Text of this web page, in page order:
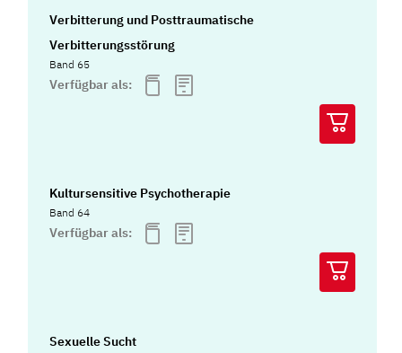
Verbitterung und Posttraumatische
Verbitterungsstörung
Band 65
Verfügbar als:
Kultursensitive Psychotherapie
Band 64
Verfügbar als:
Sexuelle Sucht